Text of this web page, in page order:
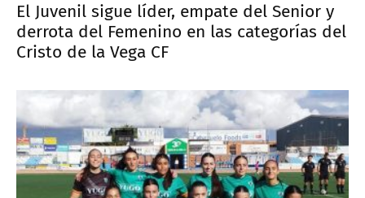
El Juvenil sigue líder, empate del Senior y
derrota del Femenino en las categorías del
Cristo de la Vega CF